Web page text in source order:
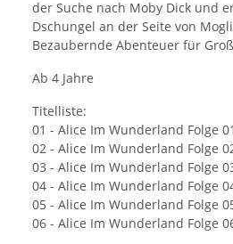
der Suche nach Moby Dick und
Dschungel an der Seite von
Bezaubernde Abenteuer für
Ab 4 Jahre
Titelliste:
01 - Alice Im Wunderland Folge 01
02 - Alice Im Wunderland Folge
03 - Alice Im Wunderland Folge
04 - Alice Im Wunderland Folge
05 - Alice Im Wunderland Folge
06 - Alice Im Wunderland Folge